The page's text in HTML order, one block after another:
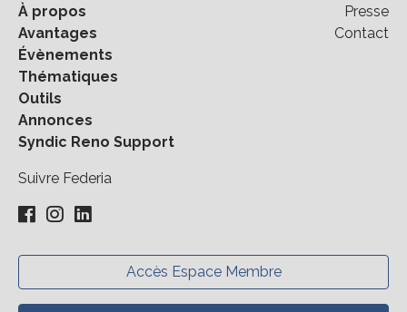
À propos
Avantages
Évènements
Thématiques
Outils
Annonces
Syndic Reno Support
Presse
Contact
Suivre Federia
Accès Espace Membre